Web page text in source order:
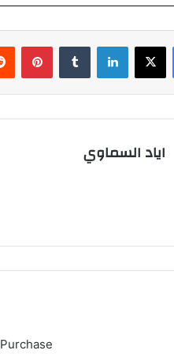
فيسبوك ‫X لينكدإن
اياد السماوي